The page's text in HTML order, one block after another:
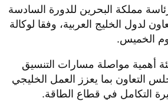
مملكة البحرين للدورة السادسة
لدول الخليج العربية، وفقا لوكالة
الخميس.
أهمية مواصلة مسارات التنسيق
التعاون بما يعزز العمل الخليجي
التكامل في قطاع الطاقة.